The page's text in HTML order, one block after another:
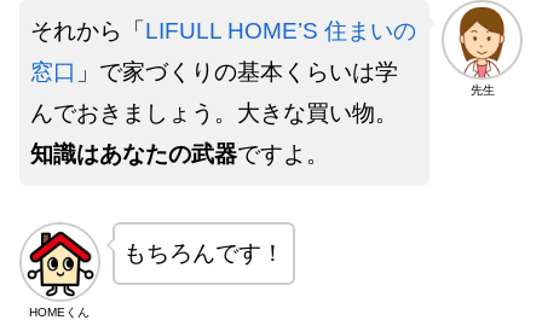
先生
それから「LIFULL HOME’S 住まいの
窓口 」で家づくりの基本くらいは学
んでおきましょう。大きな買い物。
知識はあなたの武器ですよ。
HOMEくん
もちろんです！